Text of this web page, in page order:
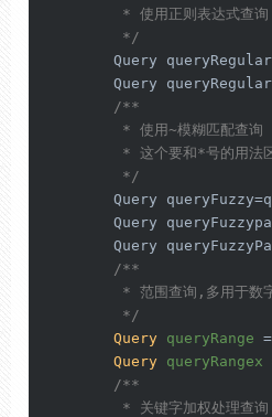
         * 使用正则表达式查询
         */
Query
Query
/**
         * 使用~模糊匹配查询
* 这个要和*号的用法
         */
Query
Query
Query
/**
* 范围查询,多用于数
         */
Query queryRange =
Query queryRangex
/**
         * 关键字加权处理查询